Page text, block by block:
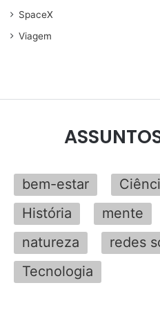
SpaceX
Viagem
bem-estar
História
mente
natureza
redes
Tecnologia